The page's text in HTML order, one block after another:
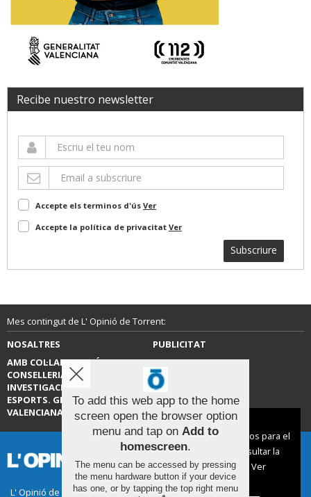
Recibe nuestro newsletter
Accepte els terminos d'ús Ver
Accepte la política de privacitat Ver
Subscriure
Mes contingut de L' Opinió de Torrent:
NOSALTRES
PUBLICITAT
AMB COL·LABORACIÓ DE LA
CONSELLERIA D’EDUCACIÓ,
INVESTIGACIÓ, CULTURA I
ESPORTS. GENERALITAT
VALENCIANA.
CONTACTE
L' Opinió de Torrent |Termes d'ús|Protecció de
To add this web app to the home
screen open the browser option
menu and tap on Add to
homescreen.
The menu can be accessed by pressing
the menu hardware button if your device
has one, or by tapping the top right menu
Aviso sobre el Uso de cookies:
Utilizamos cookies nuestras y de terceros para el
funcionamiento del digital. Puedes consultar la
lista de cookies y como desconectarlas.
Ver
nuestra Política de Privacidad y Cookies